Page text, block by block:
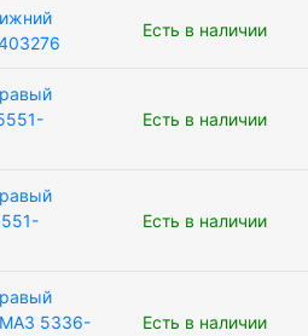
Есть в наличии
Есть в наличии
Есть в наличии
5336-
Есть в наличии